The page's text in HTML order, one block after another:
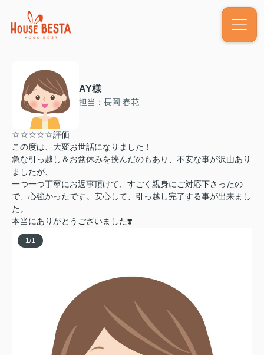
AY様
担当：長岡 春花
☆☆☆☆☆評価
この度は、大変お世話になりました！
急な引っ越し＆お盆休みを挟んだのもあり、不安な事が沢山あり
ましたが、
一つ一つ丁寧にお返事頂けて、すごく親身にご対応下さったの
で、心強かったです。安心して、引っ越し完了する事が出来まし
た。
本当にありがとうございました❣️
1 /1